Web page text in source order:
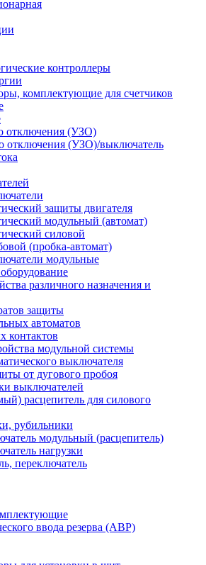
контроллеры
комплектующие для счетчиков
отключения (УЗО)
отключения (УЗО)/выключатель
защиты двигателя
модульный (автомат)
силовой
(пробка-автомат)
модульные
различного назначения и
защиты
автоматов
контактов
модульной системы
выключателя
от дугового пробоя
выключателей
расцепитель для силового
рубильники
модульный (расцепитель)
нагрузки
переключатель
ввода резерва (АВР)